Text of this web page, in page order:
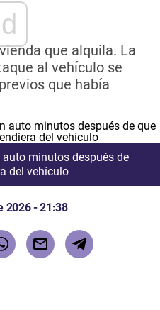
que alquila. La
al vehículo se
que había
minutos después de
del vehículo
2026 - 21:38